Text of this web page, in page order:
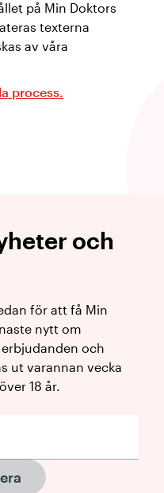
på Min Doktors
texterna
av våra
process.
och
för att få Min
nytt om
och
ut varannan vecka
18 år.